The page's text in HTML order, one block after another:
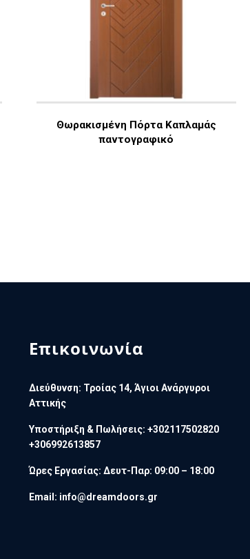
Θωρακισμένη Πόρτα Καπλαμάς
παντογραφικό
Επικοινωνία
Διεύθυνση: Τροίας 14, Άγιοι Ανάργυροι
Αττικής
Υποστήριξη & Πωλήσεις: +302117502820
+306992613857
Ώρες Εργασίας: Δευτ-Παρ: 09:00 – 18:00
Email: info@dreamdoors.gr